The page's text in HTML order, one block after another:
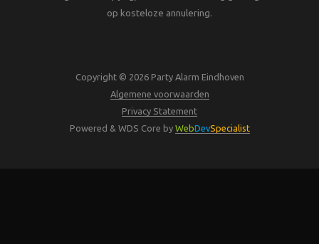
op kosteloze annulering.
Copyright © 2026 Party Alarm Eindhoven
Algemene voorwaarden
Privacy Statement
Powered & WDS Core by WebDevSpecialist